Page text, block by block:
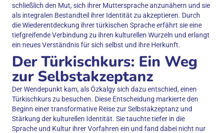
schließlich den Mut, sich ihrer Muttersprache anzunähern und sie
als integralen Bestandteil ihrer Identität zu akzeptieren. Durch
die Wiederentdeckung ihrer türkischen Sprache erfährt sie eine
tiefgreifende Verbindung zu ihren kulturellen Wurzeln und erlangt
ein neues Verständnis für sich selbst und ihre Herkunft.
Der Türkischkurs: Ein Weg
zur Selbstakzeptanz
Der Wendepunkt kam, als Özkalgy sich dazu entschied, einen
Türkischkurs zu besuchen. Diese Entscheidung markierte den
Beginn einer transformative Reise zur Selbstakzeptanz und
Stärkung der kulturellen Identität. Sie tauchte tiefer in die
Sprache und Kultur ihrer Vorfahren ein und fand dabei nicht nur